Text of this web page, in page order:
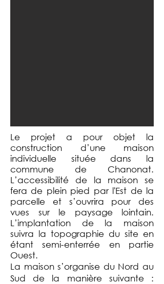
Le projet a pour objet la
construction d’une maison
individuelle située dans la
commune de Chanonat.
L’accessibilité de la maison se
fera de plein pied par l'Est de la
parcelle et s’ouvrira pour des
vues sur le paysage lointain.
L’implantation de la maison
suivra la topographie du site en
étant semi-enterrée en partie
Ouest.
La maison s’organise du Nord au
Sud de la manière suivante :